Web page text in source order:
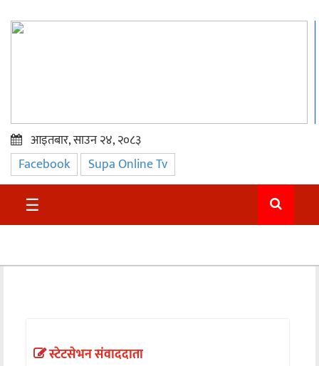
प्रमुख
समाचार
सुदुर
अन्तर्वार्ता
आइतबार, साउन २४, २०८३
Facebook Supa Online Tv
☰
स्टेटसेभन संवाददाता